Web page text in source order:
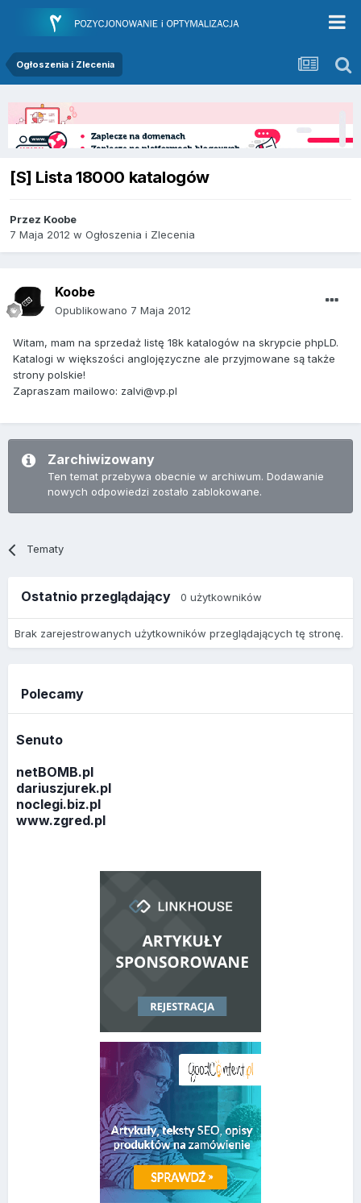
Ogłoszenia i Zlecenia
[S] Lista 18000 katalogów
Przez Koobe
7 Maja 2012 w Ogłoszenia i Zlecenia
Koobe
Opublikowano 7 Maja 2012
Witam, mam na sprzedaż listę 18k katalogów na skrypcie phpLD.
Katalogi w większości anglojęzyczne ale przyjmowane są także
strony polskie!
Zapraszam mailowo: zalvi@vp.pl
Zarchiwizowany
Ten temat przebywa obecnie w archiwum. Dodawanie
nowych odpowiedzi zostało zablokowane.
Tematy
Ostatnio przeglądający 0 użytkowników
Brak zarejestrowanych użytkowników przeglądających tę stronę.
Polecamy
Senuto
netBOMB.pl
dariuszjurek.pl
noclegi.biz.pl
www.zgred.pl